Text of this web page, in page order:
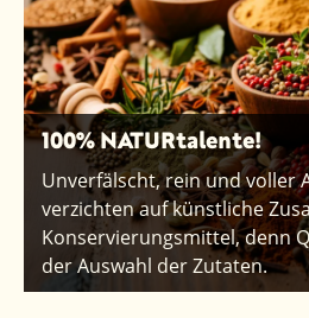
100% NATURtalente!
Unverfälscht, rein und voller
verzichten auf künstliche
Konservierungsmittel, denn
der Auswahl der Zutaten.